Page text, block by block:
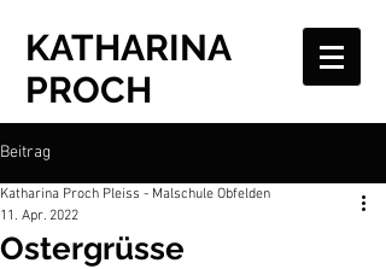
KATHARINA
PROCH
Beitrag
Ostergrüsse
Katharina Proch Pleiss - Malschule Obfelden
11. Apr. 2022